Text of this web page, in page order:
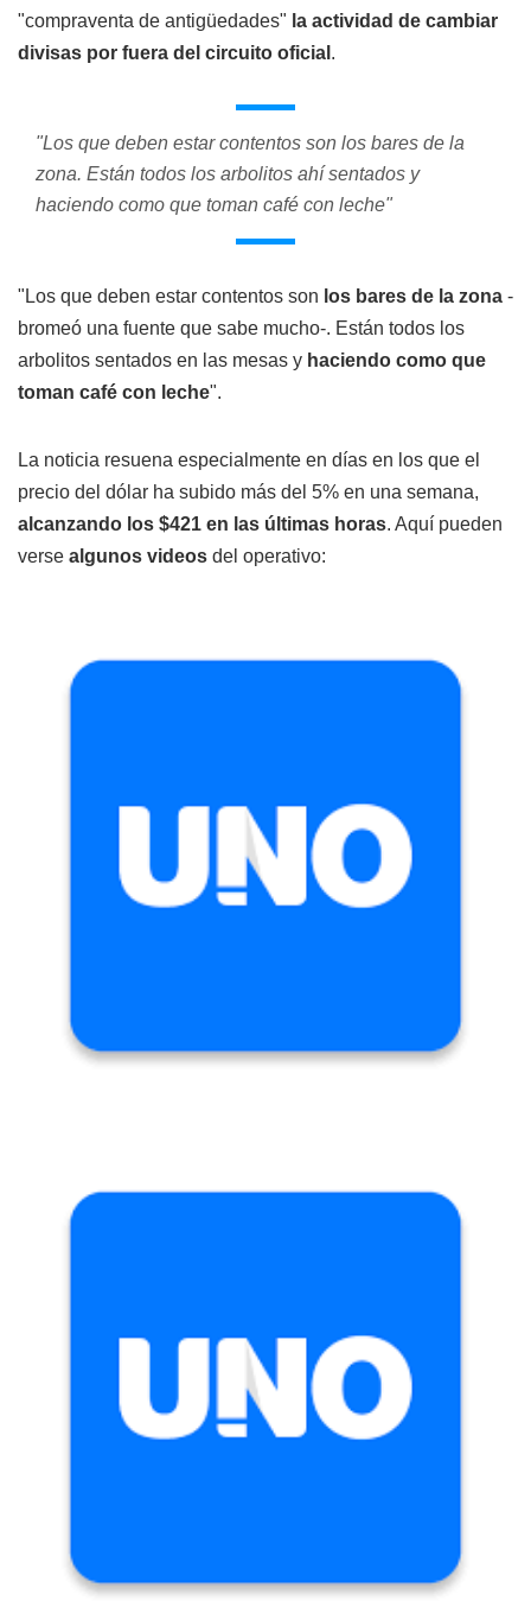
"compraventa de antigüedades" la actividad de cambiar
divisas por fuera del circuito oficial .
"Los que deben estar contentos son los bares de la
zona. Están todos los arbolitos ahí sentados y
haciendo como que toman café con leche"
"Los que deben estar contentos son los bares de la zona -
bromeó una fuente que sabe mucho-. Están todos los
arbolitos sentados en las mesas y haciendo como que
toman café con leche".
La noticia resuena especialmente en días en los que el
precio del dólar ha subido más del 5% en una semana,
alcanzando los $421 en las últimas horas. Aquí pueden
verse algunos videos del operativo: